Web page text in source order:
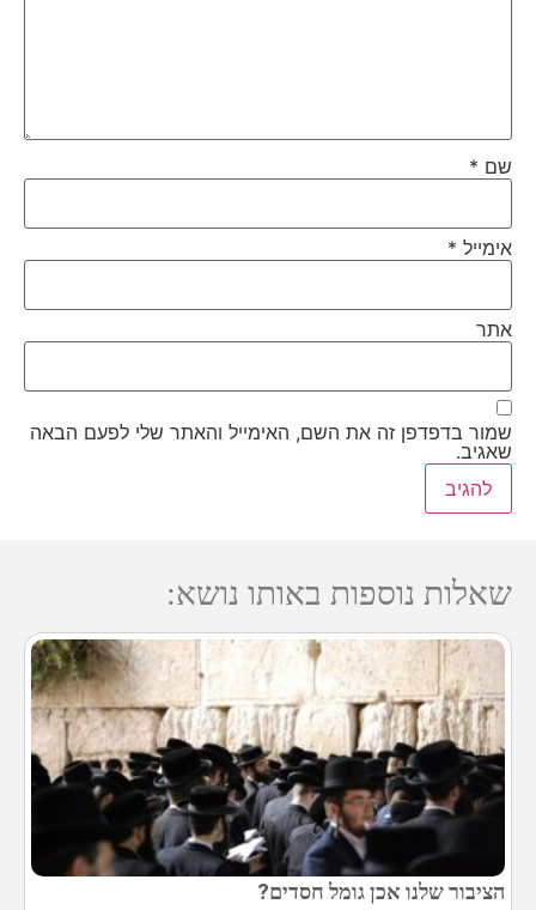
שם *
אימייל *
אתר
שמור בדפדפן זה את השם, האימייל והאתר שלי לפעם הבאה
שאגיב.
שאלות נוספות באותו נושא:
הציבור שלנו אכן גומל חסדים?